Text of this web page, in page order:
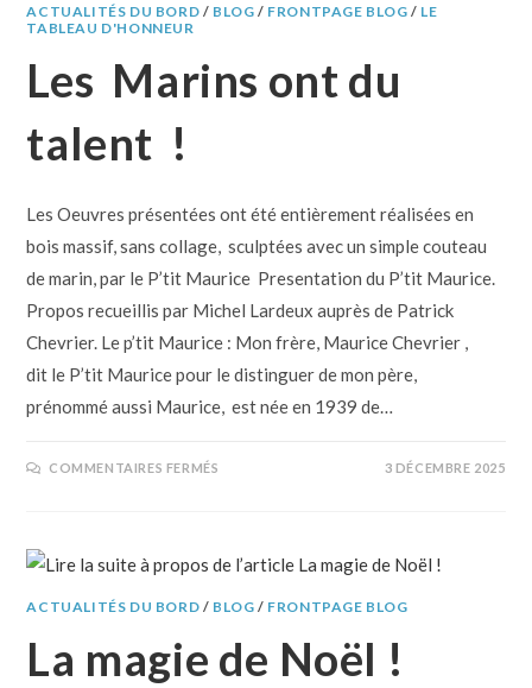
ACTUALITÉS DU BORD / BLOG / FRONTPAGE BLOG / LE
TABLEAU D'HONNEUR
Les Marins ont du
talent !
Les Oeuvres présentées ont été entièrement réalisées en
bois massif, sans collage, sculptées avec un simple couteau
de marin, par le P’tit Maurice Presentation du P’tit Maurice.
Propos recueillis par Michel Lardeux auprès de Patrick
Chevrier. Le p’tit Maurice : Mon frère, Maurice Chevrier ,
dit le P’tit Maurice pour le distinguer de mon père,
prénommé aussi Maurice, est née en 1939 de…
COMMENTAIRES FERMÉS 3 DÉCEMBRE 2025
ACTUALITÉS DU BORD / BLOG / FRONTPAGE BLOG
La magie de Noël !